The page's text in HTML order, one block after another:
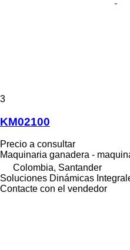
3
KM02100
Precio a consultar
Maquinaria ganadera -
Colombia, Santander
Soluciones Dinámicas
Contacte con el vendedor